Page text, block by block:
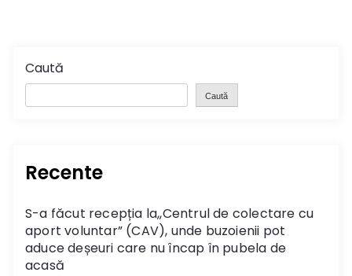
n
i
e
Caută
Caută
Recente
S-a făcut recepția la,,Centrul de colectare cu
aport voluntar” (CAV), unde buzoienii pot
aduce deșeuri care nu încap în pubela de
acasă